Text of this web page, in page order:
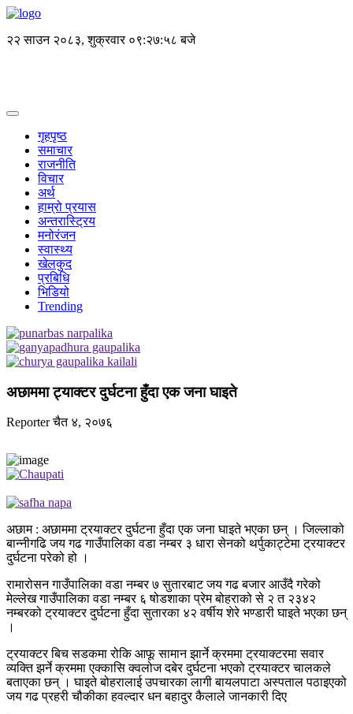
२२ साउन २०८३, शुक्रवार ०९:२७:५८ बजे
गृहपृष्ठ
समाचार
राजनीति
विचार
अर्थ
हाम्रो प्रयास
अन्तरास्ट्रिय
मनोरंजन
स्वास्थ्य
खेलकुद
प्रबिधि
भिडियो
Trending
अछाममा ट्याक्टर दुर्घटना हुँदा एक जना घाइते
Reporterचैत ४, २०७६
अछाम : अछाममा ट्रयाक्टर दुर्घटना हुँदा एक जना घाइते भएका छन् । जिल्लाको
बान्नीगढि जय गढ गाउँपालिका वडा नम्बर ३ धारा सेनको थर्पुकाट्टेमा ट्रयाक्टर
दुर्घटना परेको हो ।
रामारोसन गाउँपालिका वडा नम्बर ७ सुतारबाट जय गढ बजार आउँदै गरेको
मेल्लेख गाउँपालिका वडा नम्बर ६ षोडशाका प्रेम बोहराको से २ त २३४२
नम्बरको ट्रयाक्टर दुर्घटना हुँदा सुतारका ४२ वर्षीय शेरे भण्डारी घाइते भएका छन्
।
ट्रयाक्टर बिच सडकमा रोकि आफू सामान झार्ने क्रममा ट्रयाक्टरमा सवार
व्यक्ति झर्ने क्रममा एक्कासि क्वलोज दबेर दुर्घटना भएको ट्रयाक्टर चालकले
बताएका छन् । घाइते बोहरालाई उपचारका लागी बायलपाटा अस्पताल पठाइएको
जय गढ प्रहरी चौकीका हवल्दार धन बहादुर कैलाले जानकारी दिए